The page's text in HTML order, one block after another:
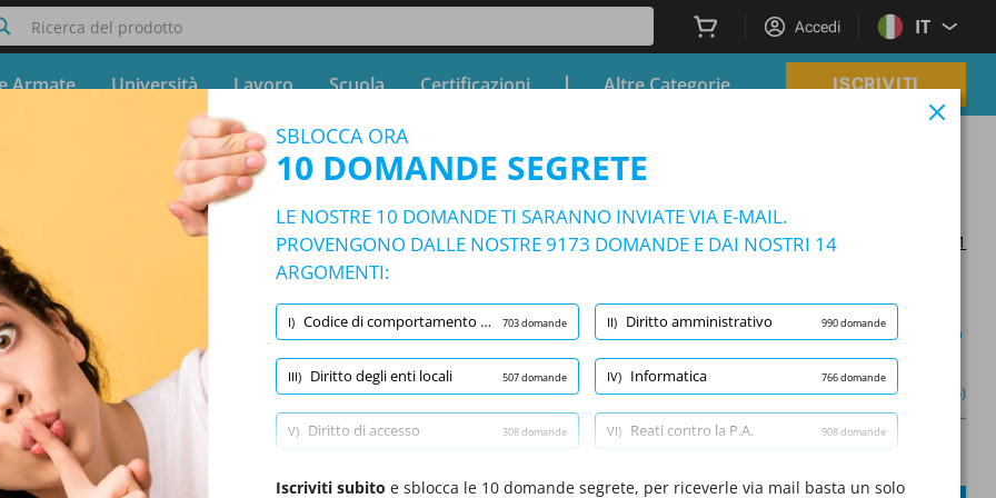
Ricerca del prodotto Accedi IT
Armate Università Lavoro Scuola Certificazioni Altre Categorie ISCRIVITI
- BANDO ISTRUTTORE AMMINISTRATIVO - Campania
Prova gratuita - Simulatore COMUNE DI SOLOPACA - BANDO ISTRUTTORE AMMINISTRATIVO - Campania
14 argomenti e 9173 domande Aggiornato il 2025/05/01
Domande casuali |20 Minuti|70% per superamento
Inglese (1/937) Informatica (1/766) (1/829) Altro (5)
SBLOCCA ORA
10 DOMANDE SEGRETE
LE NOSTRE 10 DOMANDE TI SARANNO INVIATE VIA E-MAIL.
PROVENGONO DALLE NOSTRE 9173 DOMANDE E DAI NOSTRI 14
ARGOMENTI:
I) Codice di comportamento dei dipendenti pubblici 703 domande II) Diritto amministrativo 990 domande
III) Diritto degli enti locali 507 domande IV) Informatica 766 domande
V) Diritto di accesso 308 domande VI) Reati contro la P.A. 908 domande
VII) Trasparenza e anticorruzione 824 domande VIII) Diritto pubblico 867 domande
Iscriviti subito e sblocca le 10 domande segrete, per riceverle via mail basta un solo